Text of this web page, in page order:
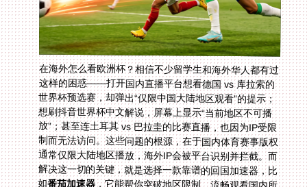
在海外怎么看欧洲杯？相信不少留学生和海外华人都有过
这样的困惑——打开国内直播平台想看德国 vs 库拉索的
世界杯预选赛，却弹出“仅限中国大陆地区观看”的提示；
想刷抖音世界杯中文解说，屏幕上显示“当前地区不可播
放”；甚至连土耳其 vs 巴拉圭的比赛直播，也因为IP受限
制而无法访问。这些问题的根源，在于国内体育赛事版权
通常仅限大陆地区播放，海外IP会被平台识别并拦截。而
解决这一切的关键，就是选择一款靠谱的回国加速器，比
如番茄加速器